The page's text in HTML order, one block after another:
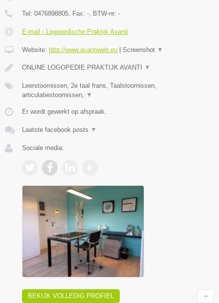
Tel: 0476898805, Fax: -, BTW-nr: -
E-mail › Logopedische Praktijk Avanti
Website: http://www.avantiweb.eu Screenshot ▼
ONLINE LOGOPEDIE PRAKTIJK AVANTI ▼
Leerstoornissen, 2e taal frans, Taalstoornissen,
articulatiestoornissen, ▼
Er wordt gewerkt op afspraak.
Laatste facebook posts ▼
Sociale media:
BEKIJK VOLLEDIG PROFIEL